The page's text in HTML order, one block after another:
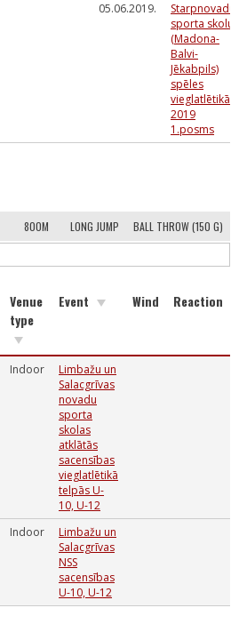
05.06.2019.
Starpnovadu
sporta skolu
(Madona-
Balvi-
Jēkabpils)
spēles
vieglatlētikā '
2019
1.posms
800M LONG JUMP BALL THROW (150 G)
Venue
type
Event Wind Reaction
Indoor
Limbažu un
Salacgrīvas
novadu
sporta
skolas
atklātās
sacensības
vieglatlētikā
telpās U-
10, U-12
Indoor
Limbažu un
Salacgrīvas
NSS
sacensības
U-10, U-12